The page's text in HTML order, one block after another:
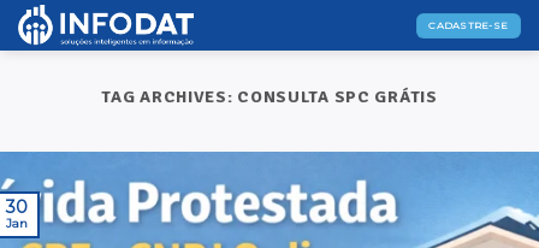
Skip
CADASTRE-SE
TAG ARCHIVES: CONSULTA SPC GRÁTIS
30
Jan